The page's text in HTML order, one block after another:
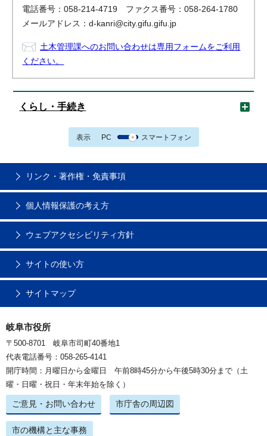
電話番号：058-214-4719 ファクス番号：058-264-1780
メールアドレス：d-kanri@city.gifu.gifu.jp
土木管理課へのお問い合わせは専用フォームをご利用
ください。
くらし・手続き
表示 PC スマートフォン
リンク・著作権・免責事項
個人情報保護の考え方
ウェブアクセシビリティ方針
サイトの使い方
サイトマップ
岐阜市役所
〒500-8701 岐阜市司町40番地1
代表電話番号：058-265-4141
開庁時間：月曜日から金曜日 午前8時45分から午後5時30分まで（土
曜・日曜・祝日・年末年始を除く）
ご意見・お問い合わせ 市庁舎の周辺図
市の機構と主な事務